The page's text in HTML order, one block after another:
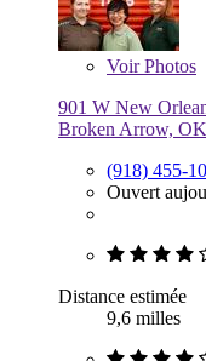
VoirPhotos
901 W New
Broken Arrow, OK
(918) 455-
Ouvert
Distance estimée
9,6 milles